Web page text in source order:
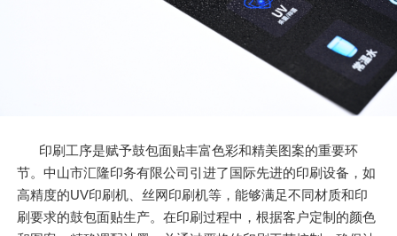
印刷工序是赋予鼓包面贴丰富色彩和精美图案的重要环
节。中山市汇隆印务有限公司引进了国际先进的印刷设备，如
高精度的UV印刷机、丝网印刷机等，能够满足不同材质和印
刷要求的鼓包面贴生产。在印刷过程中，根据客户定制的颜色